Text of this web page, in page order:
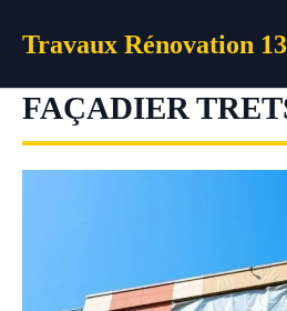
Travaux Rénovation 13
FAÇADIER